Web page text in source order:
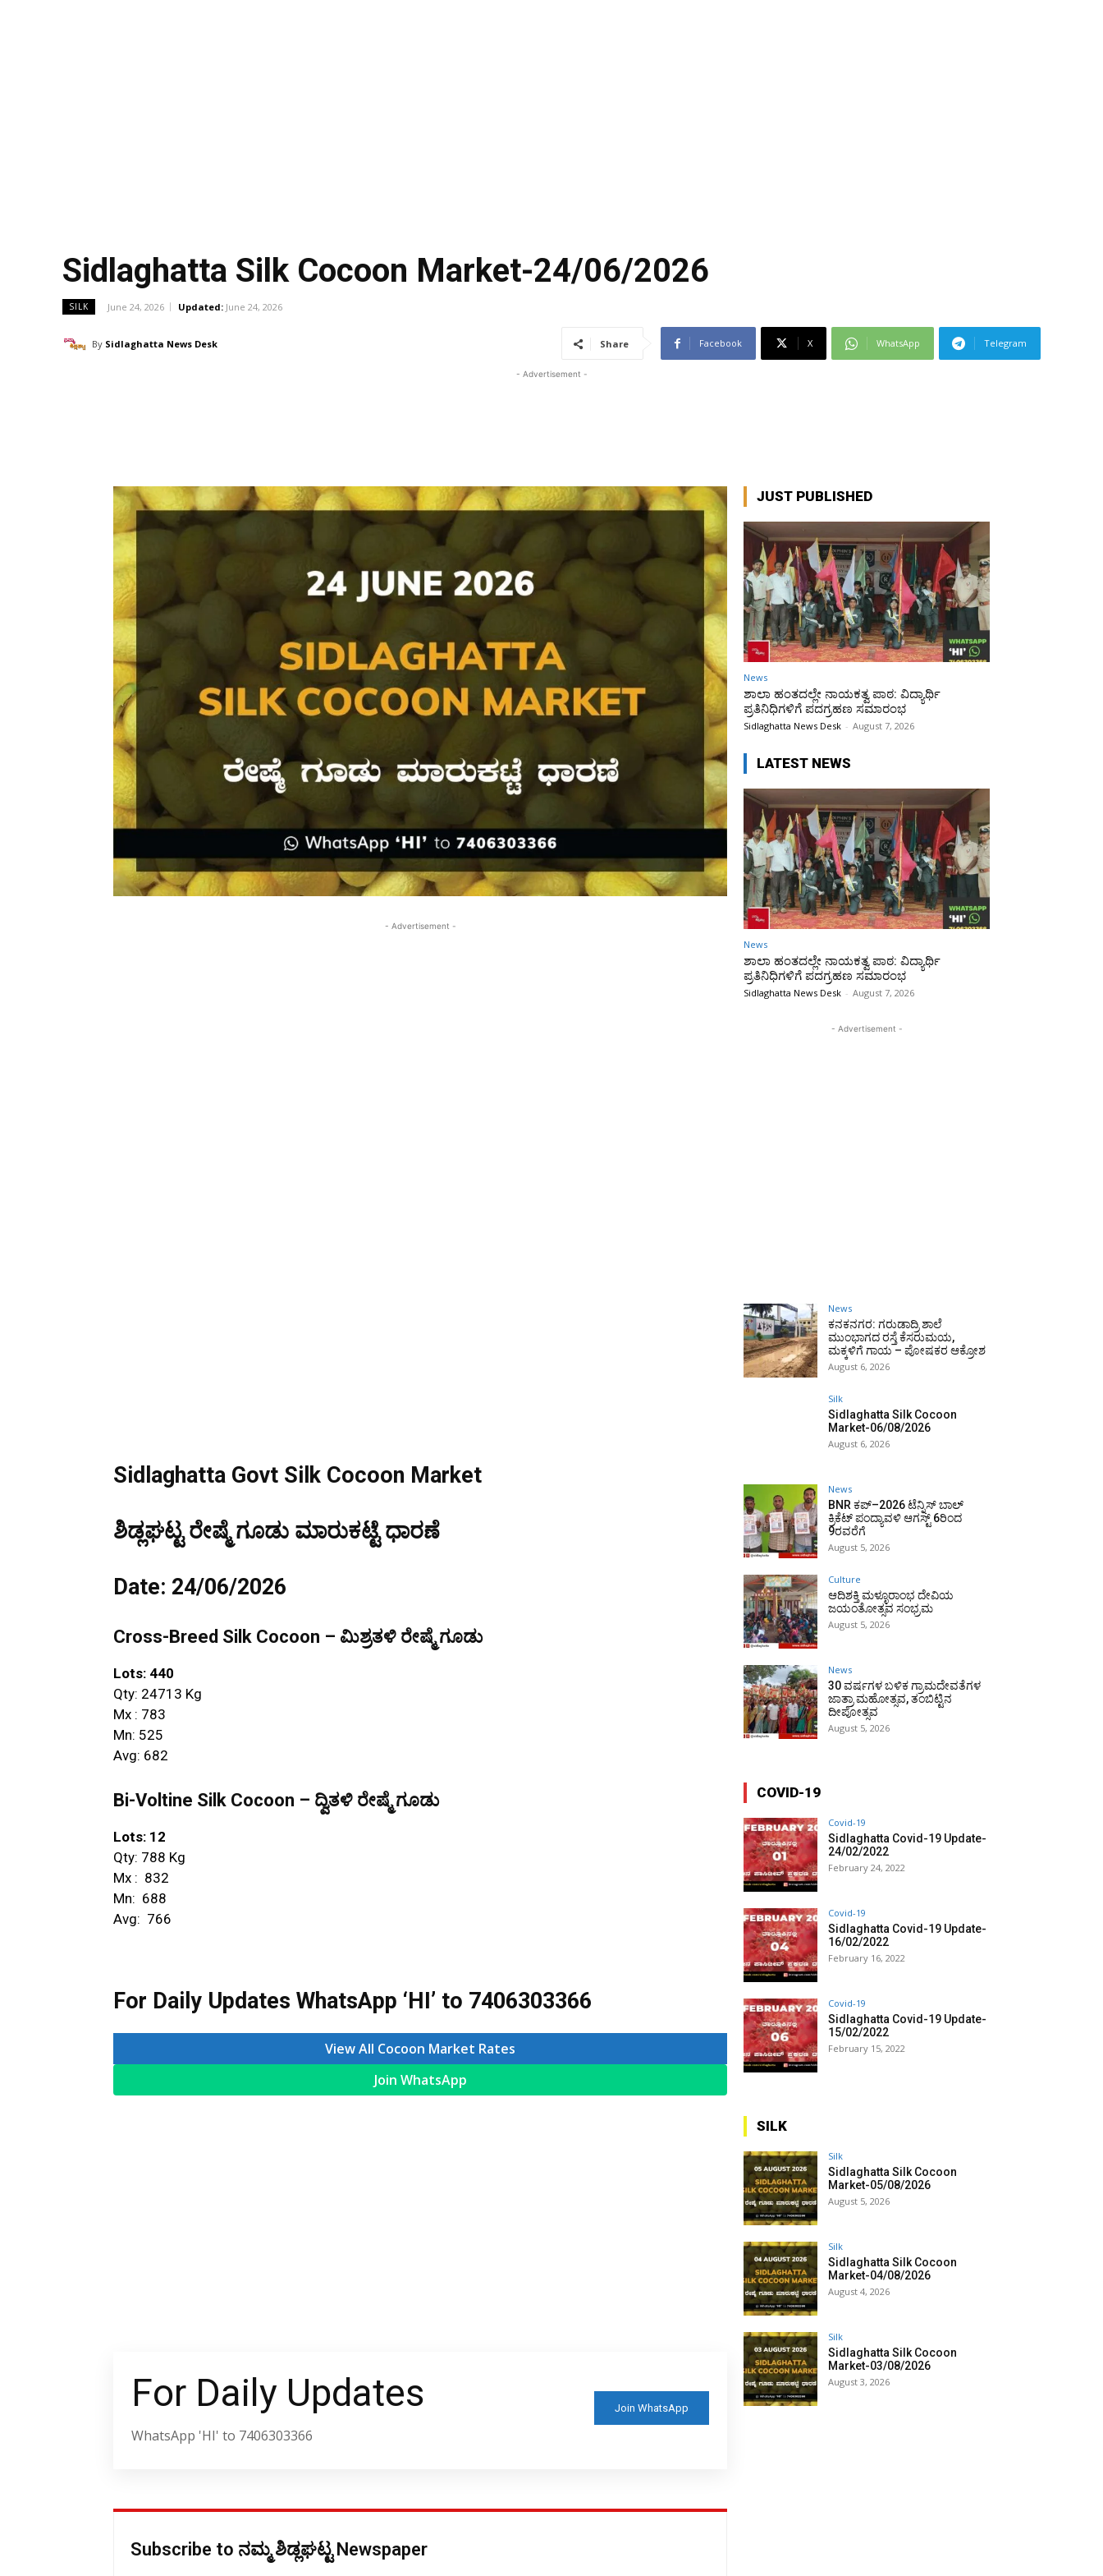
Sidlaghatta Silk Cocoon Market-24/06/2026
SILK June 24, 2026 Updated: June 24, 2026
By Sidlaghatta News Desk Share Facebook X WhatsApp Telegram
- Advertisement -
- Advertisement -
Sidlaghatta Govt Silk Cocoon Market
ಶಿಡ್ಲಘಟ್ಟ ರೇಷ್ಮೆ ಗೂಡು ಮಾರುಕಟ್ಟೆ ಧಾರಣೆ
Date: 24/06/2026
Cross-Breed Silk Cocoon – ಮಿಶ್ರತಳಿ ರೇಷ್ಮೆ ಗೂಡು
Lots: 440
Qty: 24713 Kg
Mx : 783
Mn: 525
Avg: 682
Bi-Voltine Silk Cocoon – ದ್ವಿತಳಿ ರೇಷ್ಮೆ ಗೂಡು
Lots: 12
Qty: 788 Kg
Mx : ₹ 832
Mn: ₹ 688
Avg: ₹ 766
For Daily Updates WhatsApp ‘HI’ to 7406303366
View All Cocoon Market Rates
Join WhatsApp
For Daily Updates
WhatsApp 'HI' to 7406303366
Join WhatsApp
Subscribe to ನಮ್ಮ ಶಿಡ್ಲಘಟ್ಟ Newspaper
JUST PUBLISHED
News
ಶಾಲಾ ಹಂತದಲ್ಲೇ ನಾಯಕತ್ವ ಪಾಠ: ವಿದ್ಯಾರ್ಥಿ
ಪ್ರತಿನಿಧಿಗಳಿಗೆ ಪದಗ್ರಹಣ ಸಮಾರಂಭ
Sidlaghatta News Desk - August 7, 2026
LATEST NEWS
News
ಶಾಲಾ ಹಂತದಲ್ಲೇ ನಾಯಕತ್ವ ಪಾಠ: ವಿದ್ಯಾರ್ಥಿ
ಪ್ರತಿನಿಧಿಗಳಿಗೆ ಪದಗ್ರಹಣ ಸಮಾರಂಭ
Sidlaghatta News Desk - August 7, 2026
- Advertisement -
News
ಕನಕನಗರ: ಗರುಡಾದ್ರಿ ಶಾಲೆ
ಮುಂಭಾಗದ ರಸ್ತೆ ಕೆಸರುಮಯ,
ಮಕ್ಕಳಿಗೆ ಗಾಯ – ಪೋಷಕರ ಆಕ್ರೋಶ
August 6, 2026
Silk
Sidlaghatta Silk Cocoon
Market-06/08/2026
August 6, 2026
News
BNR ಕಪ್–2026 ಟೆನ್ನಿಸ್ ಬಾಲ್
ಕ್ರಿಕೆಟ್ ಪಂದ್ಯಾವಳಿ ಆಗಸ್ಟ್ 6ರಿಂದ
9ರವರೆಗೆ
August 5, 2026
Culture
ಆದಿಶಕ್ತಿ ಮಳ್ಳೂರಾಂಭ ದೇವಿಯ
ಜಯಂತೋತ್ಸವ ಸಂಭ್ರಮ
August 5, 2026
News
30 ವರ್ಷಗಳ ಬಳಿಕ ಗ್ರಾಮದೇವತೆಗಳ
ಜಾತ್ರಾ ಮಹೋತ್ಸವ, ತಂಬಿಟ್ಟಿನ
ದೀಪೋತ್ಸವ
August 5, 2026
COVID-19
Covid-19
Sidlaghatta Covid-19 Update-
24/02/2022
February 24, 2022
Covid-19
Sidlaghatta Covid-19 Update-
16/02/2022
February 16, 2022
Covid-19
Sidlaghatta Covid-19 Update-
15/02/2022
February 15, 2022
SILK
Silk
Sidlaghatta Silk Cocoon
Market-05/08/2026
August 5, 2026
Silk
Sidlaghatta Silk Cocoon
Market-04/08/2026
August 4, 2026
Silk
Sidlaghatta Silk Cocoon
Market-03/08/2026
August 3, 2026